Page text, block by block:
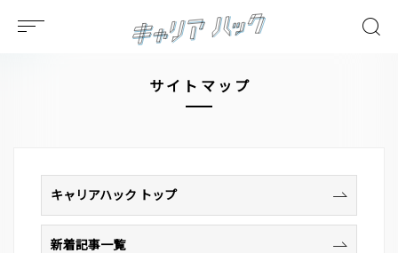
サイトマップ
キャリアハック トップ
新着記事一覧